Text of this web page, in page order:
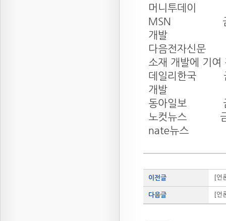
머니투데이
MSN
개발
다음전자신
소재 개발에 기여
데일리한국
개발
동아일보
노컷뉴스
nate뉴스
이전글 [언
다음글 [언